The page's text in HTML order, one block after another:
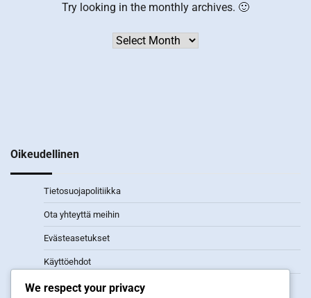
Try looking in the monthly archives. 🙂
Archives
Oikeudellinen
Tietosuojapolitiikka
Ota yhteyttä meihin
Evästeasetukset
Käyttöehdot
Tietoa meistä
We respect your privacy